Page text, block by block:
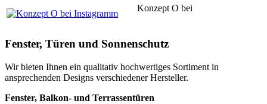
Konzept O bei
Fenster, Türen und Sonnenschutz
Wir bieten Ihnen ein qualitativ hochwertiges Sortiment in
ansprechenden Designs verschiedener Hersteller.
Fenster, Balkon- und Terrassentüren